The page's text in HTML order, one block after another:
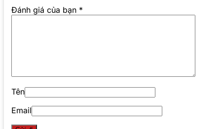
Đánh giá của bạn *
Tên
Email